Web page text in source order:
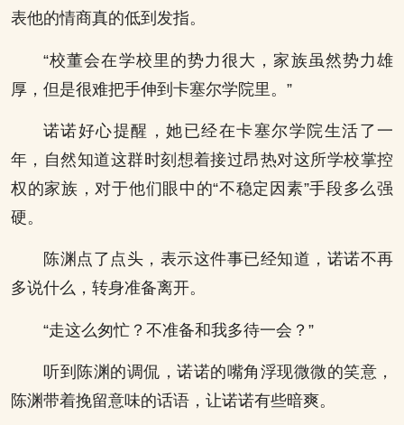
表他的情商真的低到发指。
“校董会在学校里的势力很大，家族虽然势力雄
厚，但是很难把手伸到卡塞尔学院里。”
诺诺好心提醒，她已经在卡塞尔学院生活了一
年，自然知道这群时刻想着接过昂热对这所学校掌控
权的家族，对于他们眼中的“不稳定因素”手段多么强
硬。
陈渊点了点头，表示这件事已经知道，诺诺不再
多说什么，转身准备离开。
“走这么匆忙？不准备和我多待一会？”
听到陈渊的调侃，诺诺的嘴角浮现微微的笑意，
陈渊带着挽留意味的话语，让诺诺有些暗爽。